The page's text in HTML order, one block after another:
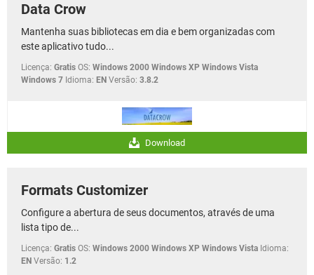
Data Crow
Mantenha suas bibliotecas em dia e bem organizadas com
este aplicativo tudo...
Licença: Gratis OS: Windows 2000 Windows XP Windows Vista
Windows 7 Idioma: EN Versão: 3.8.2
Download
Formats Customizer
Configure a abertura de seus documentos, através de uma
lista tipo de...
Licença: Gratis OS: Windows 2000 Windows XP Windows Vista Idioma:
EN Versão: 1.2